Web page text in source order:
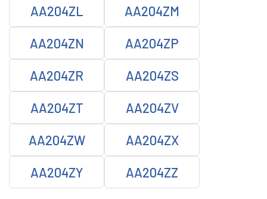
AA204ZL AA204ZM
AA204ZN AA204ZP
AA204ZR AA204ZS
AA204ZT AA204ZV
AA204ZW AA204ZX
AA204ZY AA204ZZ